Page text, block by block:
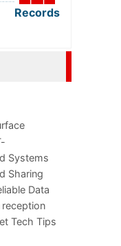
Records
Systems
Sharing
Data
reception
Tech Tips